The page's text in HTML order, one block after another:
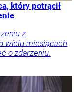
który potrącił
z
wielu miesiącach
o zdarzeniu.